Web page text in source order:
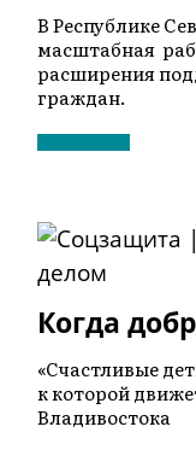
В Республике
масштабная
расширения
граждан.
Когда
«Счастливые
к которой
Владивостока